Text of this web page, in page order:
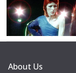
About Us